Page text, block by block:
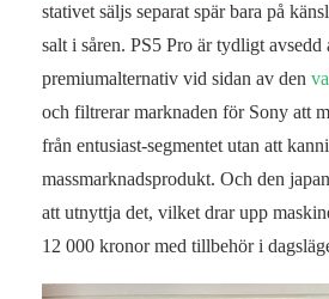
stativet säljs separat spär bara på
salt i såren. PS5 Pro är tydligt avsedd
premiumalternativ vid sidan av den
och filtrerar marknaden för Sony att
från entusiast-segmentet utan att
massmarknadsprodukt. Och den
att utnyttja det, vilket drar upp
12 000 kronor med tillbehör i